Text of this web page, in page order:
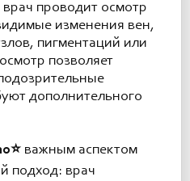
проводит осмотр
изменения вен,
пигментаций или
позволяет
дополнительного
важным аспектом
подход: врач